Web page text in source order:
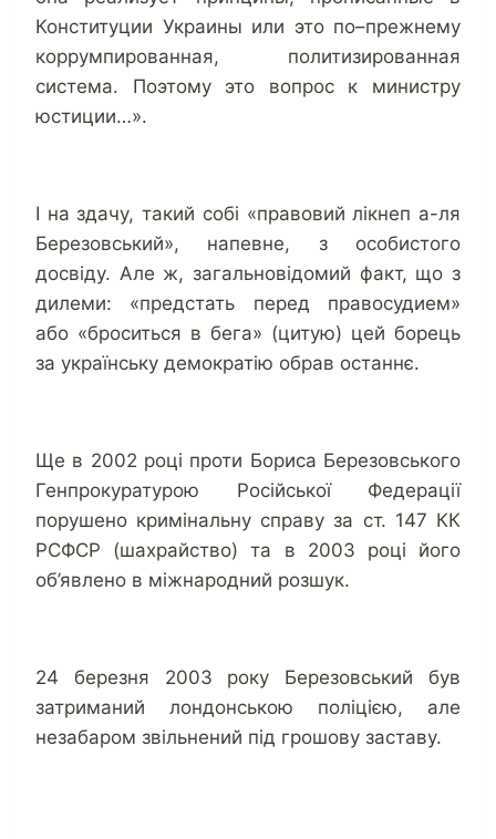
Конституции Украины или это по–прежнему
коррумпированная, политизированная
система. Поэтому это вопрос к министру
юстиции…».
І на здачу, такий собі «правовий лікнеп а-ля
Березовський», напевне, з особистого
досвіду. Але ж, загальновідомий факт, що з
дилеми: «предстать перед правосудием»
або «броситься в бега» (цитую) цей борець
за українську демократію обрав останнє.
Ще в 2002 році проти Бориса Березовського
Генпрокуратурою Російської Федерації
порушено кримінальну справу за ст. 147 КК
РСФСР (шахрайство) та в 2003 році його
об’явлено в міжнародний розшук.
24 березня 2003 року Березовський був
затриманий лондонською поліцією, але
незабаром звільнений під грошову заставу.